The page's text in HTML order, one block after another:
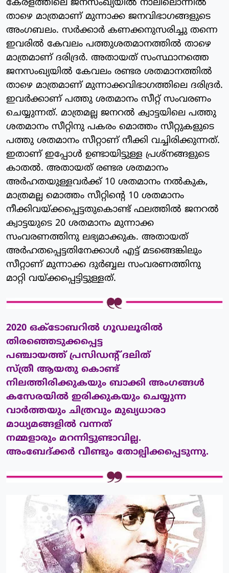
കേരളത്തിലെ ജനസംഖ്യയില്‍ നാലിലൊന്നില്‍
താഴെ മാത്രമാണ് മുന്നാക്ക ജനവിഭാഗങ്ങളുടെ
അംഗബലം. സര്‍ക്കാര്‍ കണക്കനുസരിച്ചു തന്നെ
ഇവരില്‍ കേവലം പത്തുശതമാനത്തില്‍ താഴെ
മാത്രമാണ് ദരിദ്രര്‍. അതായത് സംസ്ഥാനത്തെ
ജനസംഖ്യയില്‍ കേവലം രണ്ടര ശതമാനത്തില്‍
താഴെ മാത്രമാണ് മുന്നാക്കവിഭാഗത്തിലെ ദരിദ്രര്‍.
ഇവര്‍ക്കാണ് പത്തു ശതമാനം സീറ്റ് സംവരണം
ചെയ്യുന്നത്. മാത്രമല്ല ജനറല്‍ ക്വാട്ടയിലെ പത്തു
ശതമാനം സീറ്റിനു പകരം മൊത്തം സീറ്റുകളുടെ
പത്തു ശതമാനം സീറ്റാണ് നീക്കി വച്ചിരിക്കുന്നത്.
ഇതാണ് ഇപ്പോള്‍ ഉണ്ടായിട്ടുള്ള പ്രശ്‌നങ്ങളുടെ
കാതല്‍. അതായത് രണ്ടര ശതമാനം
അര്‍ഹതയുള്ളവര്‍ക്ക് 10 ശതമാനം നല്‍കുക,
മാത്രമല്ല മൊത്തം സീറ്റിന്റെ 10 ശതമാനം
നീക്കിവയ്ക്കപ്പെട്ടതുകൊണ്ട് ഫലത്തില്‍ ജനറല്‍
ക്വാട്ടയുടെ 20 ശതമാനം മുന്നാക്ക
സംവരണത്തിനു ലഭ്യമാക്കുക. അതായത്
അര്‍ഹതപ്പെട്ടതിനേക്കാള്‍ എട്ട് മടങ്ങെങ്കിലും
സീറ്റാണ് മുന്നാക്ക ദുര്‍ബ്ബല സംവരണത്തിനു
മാറ്റി വയ്ക്കപ്പെട്ടിട്ടുള്ളത്.
2020 ഒക്‌ടോബറില്‍ ഗൂഡലൂരില്‍
തിരഞ്ഞെടുക്കപ്പെട്ട
പഞ്ചായത്ത് പ്രസിഡന്റ് ദലിത്
സ്ത്രീ ആയതു കൊണ്ട്
നിലത്തിരിക്കുകയും ബാക്കി അംഗങ്ങള്‍
കസേരയില്‍ ഇരിക്കുകയും ചെയ്യുന്ന
വാര്‍ത്തയും ചിത്രവും മുഖ്യധാരാ
മാധ്യമങ്ങളില്‍ വന്നത്
നമ്മളാരും മറന്നിട്ടുണ്ടാവില്ല.
അംബേദ്ക്കര്‍ വീണ്ടും തോല്പിക്കപ്പെടുന്നു.